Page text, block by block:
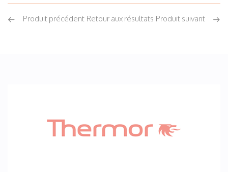
Produit précédent Produit suivant
Retour aux résultats